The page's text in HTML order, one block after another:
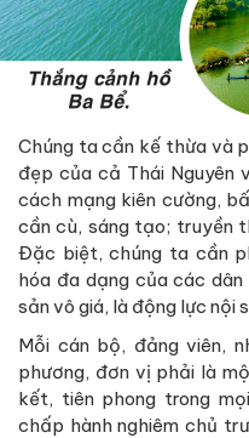
Chúng ta cần kế thừa và
đẹp của cả Thái Nguyên
cách mạng kiên cường,
cần cù, sáng tạo; truyền
Đặc biệt, chúng ta cần
hóa đa dạng của các
sản vô giá, là động lực nội
Mỗi cán bộ, đảng viên,
phương, đơn vị phải là
kết, tiên phong trong
chấp hành nghiêm chủ